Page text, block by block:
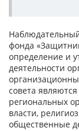
фонда
определение и
деятельности
совета
региональных
власти,
общественные